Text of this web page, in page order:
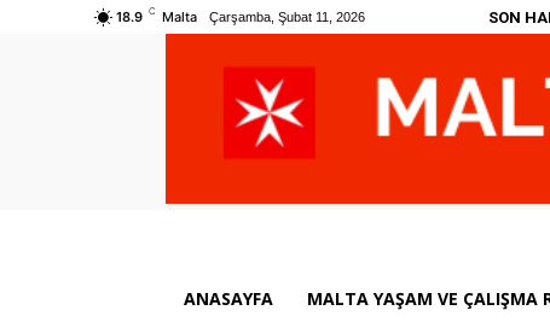
18.9 C Malta Çarşamba, Şubat 11, 2026 SON
ANASAYFA MALTA YAŞAM VE ÇALIŞMA